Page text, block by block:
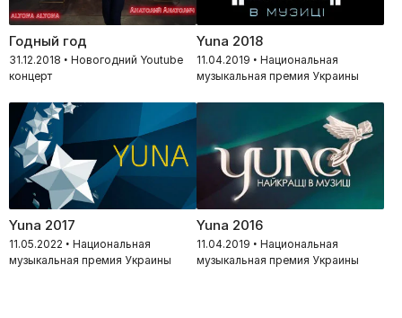
Годный год
31.12.2018 • Новогодний Youtube
концерт
Yuna 2018
11.04.2019 • Национальная
музыкальная премия Украины
Yuna 2017
11.05.2022 • Национальная
музыкальная премия Украины
Yuna 2016
11.04.2019 • Национальная
музыкальная премия Украины